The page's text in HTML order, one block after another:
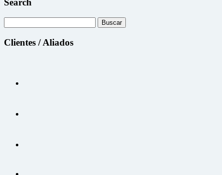
Search
Clientes / Aliados